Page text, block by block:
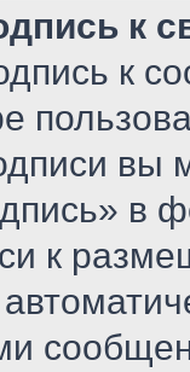
к
к
вы
в
к